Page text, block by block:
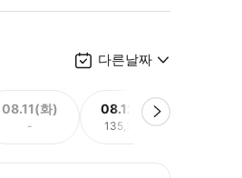
다른날짜
08.11(화)
-
08.12(수)
135,371원